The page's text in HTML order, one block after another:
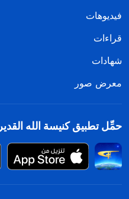
فيديوهات
قراءات
شهادات
معرض صور
حمِّل تطبيق كنيسة الله القدير